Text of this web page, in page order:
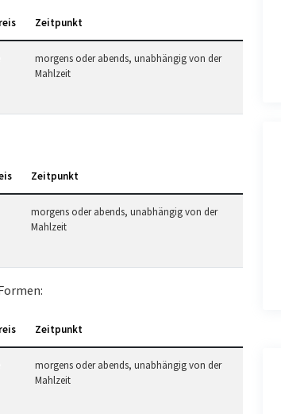
Zeitpunkt
morgens oder abends, unabhängig von der
Mahlzeit
Zeitpunkt
morgens oder abends, unabhängig von der
Mahlzeit
Zeitpunkt
morgens oder abends, unabhängig von der
Mahlzeit